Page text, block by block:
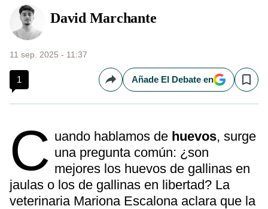
David Marchante
11 sep. 2025 - 11:37
1 CompartirAñade El Debate en Save
C uando hablamos de huevos, surge
una pregunta común: ¿son
mejores los huevos de gallinas en
jaulas o los de gallinas en libertad? La
veterinaria Mariona Escalona aclara que la